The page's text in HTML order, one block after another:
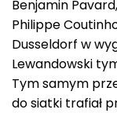
Benjamin
Philippe
Dusseldorf w
Lewandowski
Tym samym
do siatki trafiał